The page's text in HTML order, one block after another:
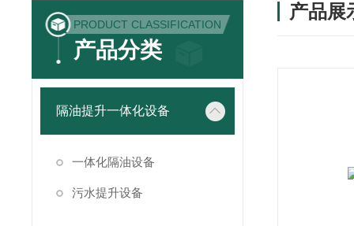
PRODUCT CLASSIFICATION
产品分类
隔油提升一体化设备
一体化隔油设备
污水提升设备
产品展